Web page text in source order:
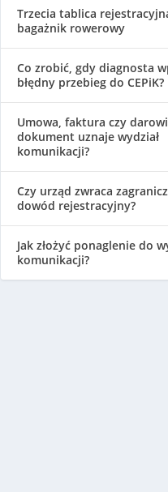
Trzecia tablica
bagażnik rowerowy
Co zrobić, gdy diagnosta
błędny przebieg do CEPiK?
Umowa, faktura czy
dokument uznaje wydział
komunikacji?
Czy urząd zwraca
dowód rejestracyjny?
Jak złożyć ponaglenie do
komunikacji?